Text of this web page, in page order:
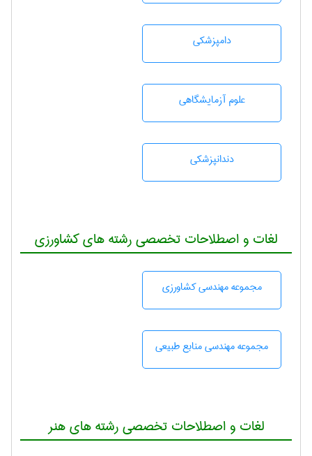
دامپزشكی
علوم آزمايشگاهی
دندانپزشكی
لغات و اصطلاحات تخصصی رشته های کشاورزی
مجموعه مهندسی كشاورزی
مجموعه مهندسی منابع طبيعی
لغات و اصطلاحات تخصصی رشته های هنر